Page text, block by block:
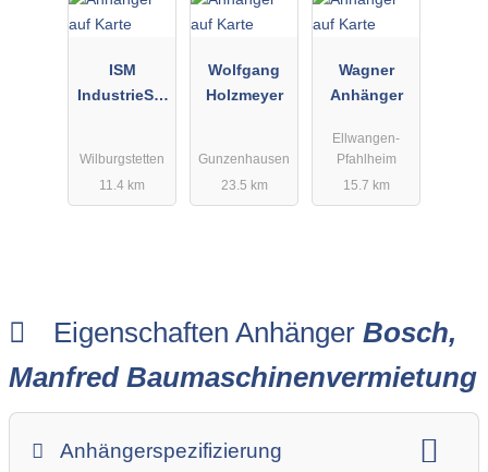
ISM
IndustrieSer
Wilburgstetten
11.4 km
Wolfgang
Holzmeyer
Gunzenhausen
23.5 km
Wagner
Anhänger
Ellwangen-
Pfahlheim
15.7 km
Eigenschaften Anhänger Bosch,
Manfred Baumaschinenvermietung
Anhängerspezifizierung